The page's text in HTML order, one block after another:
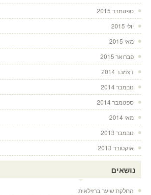
ספטמבר 2015
יולי 2015
מאי 2015
פברואר 2015
דצמבר 2014
נובמבר 2014
ספטמבר 2014
מאי 2014
נובמבר 2013
אוקטובר 2013
נושאים
החלקת שיער ברזילאית